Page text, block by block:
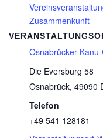
Zusammenkunft
Osnabrücker
Die Eversburg 58
Osnabrück, 49090
Telefon
+49 541 128181